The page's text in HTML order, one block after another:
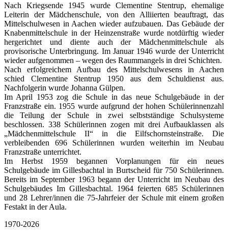
Nach Kriegsende 1945 wurde Clementine Stentrup, ehemalige
Leiterin der Mädchenschule, von den Alliierten beauftragt, das
Mittelschulwesen in Aachen wieder aufzubauen. Das Gebäude der
Knabenmittelschule in der Heinzenstraße wurde notdürftig wieder
hergerichtet und diente auch der Mädchenmittelschule als
provisorische Unterbringung. Im Januar 1946 wurde der Unterricht
wieder aufgenommen – wegen des Raummangels in drei Schichten.
Nach erfolgreichem Aufbau des Mittelschulwesens in Aachen
schied Clementine Stentrup 1950 aus dem Schuldienst aus.
Nachfolgerin wurde Johanna Gülpen.
Im April 1953 zog die Schule in das neue Schulgebäude in der
Franzstraße ein. 1955 wurde aufgrund der hohen Schülerinnenzahl
die Teilung der Schule in zwei selbstständige Schulsysteme
beschlossen. 338 Schülerinnen zogen mit drei Aufbauklassen als
„Mädchenmittelschule II“ in die Eilfschornsteinstraße. Die
verbleibenden 696 Schülerinnen wurden weiterhin im Neubau
Franzstraße unterrichtet.
Im Herbst 1959 begannen Vorplanungen für ein neues
Schulgebäude im Gillesbachtal in Burtscheid für 750 Schülerinnen.
Bereits im September 1963 begann der Unterricht im Neubau des
Schulgebäudes Im Gillesbachtal. 1964 feierten 685 Schülerinnen
und 28 Lehrer/innen die 75-Jahrfeier der Schule mit einem großen
Festakt in der Aula.
1970-2026